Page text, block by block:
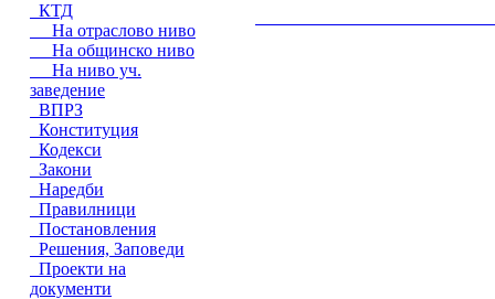
КТД
На отраслово ниво
На общинско ниво
На ниво уч.
заведение
ВПРЗ
Конституция
Кодекси
Закони
Наредби
Правилници
Постановления
Решения, Заповеди
Проекти на
документи